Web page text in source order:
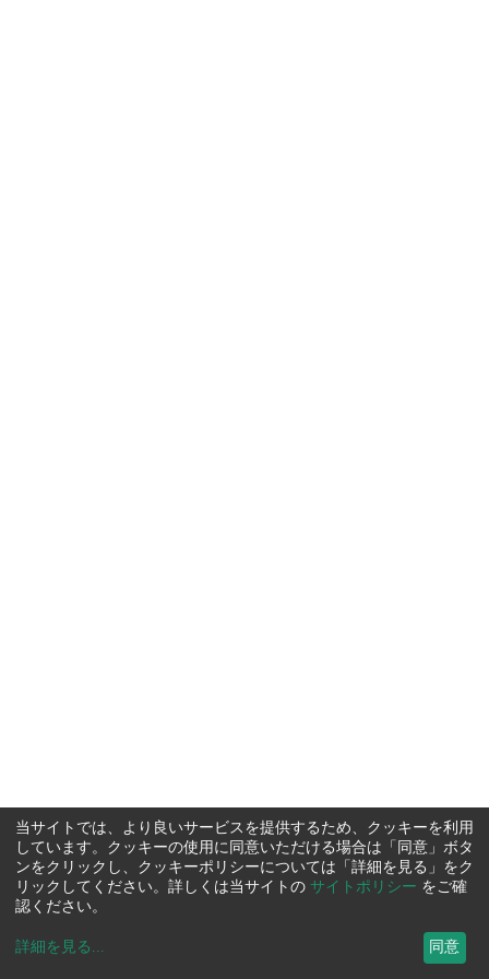
当サイトでは、より良いサービスを提供するため、クッキーを利用
しています。クッキーの使用に同意いただける場合は「同意」ボタ
ンをクリックし、クッキーポリシーについては「詳細を見る」をク
リックしてください。詳しくは当サイトの サイトポリシー をご確
認ください。
詳細を見る ... 同意